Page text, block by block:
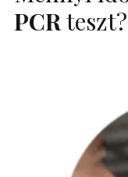
PCRteszt?